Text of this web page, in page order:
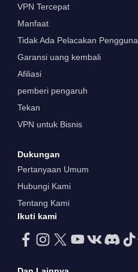
VPN Tercepat
Manfaat
Tidak Ada Pelacakan Pengguna
Garansi uang kembali
Afiliasi
pemberi pengaruh
Tekan
VPN untuk Bisnis
Dukungan
Pertanyaan Umum
Hubungi Kami
Tentang Kami
Ikuti kami